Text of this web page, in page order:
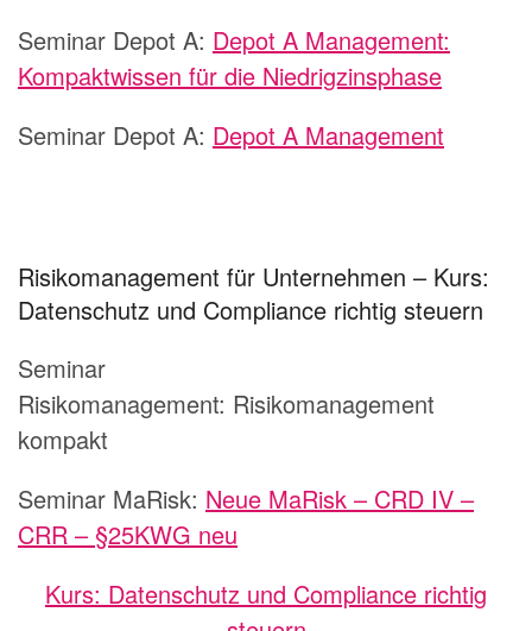
Seminar Depot A: Depot A Management:
Kompaktwissen für die Niedrigzinsphase
Seminar Depot A: Depot A Management
Risikomanagement für Unternehmen – Kurs:
Datenschutz und Compliance richtig steuern
Seminar
Risikomanagement: Risikomanagement
kompakt
Seminar MaRisk: Neue MaRisk – CRD IV –
CRR – §25KWG neu
Kurs: Datenschutz und Compliance richtig